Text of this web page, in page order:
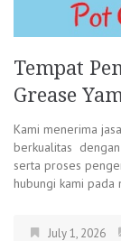
Tempat
Grease
Kami menerima
berkualitas
serta proses
hubungi kami
July 1, 2026